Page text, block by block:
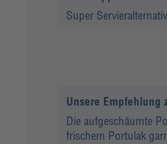
Super
Unsere Empfehlung
Die aufgeschäumte
frischem Portulak